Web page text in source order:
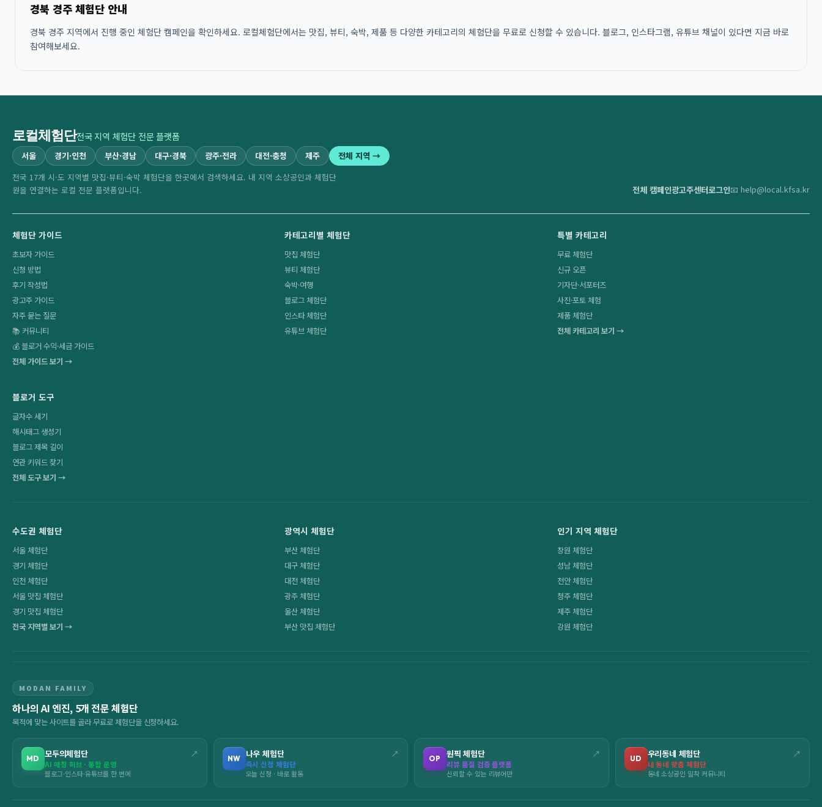
경북 경주 체험단 안내
경북 경주 지역에서 진행 중인 체험단 캠페인을 확인하세요. 로컬체험단에서는 맛집, 뷰티, 숙박, 제품 등 다양한 카테고리의 체험단을 무료로 신청할 수 있습니다. 블로그, 인스타그램, 유튜브 채널이 있다면 지금 바로
참여해보세요.
로컬체험단전국 지역 체험단 전문 플랫폼
서울 경기·인천 부산·경남 대구·경북 광주·전라 대전·충청 제주
전체 지역 →
전국 17개 시·도 지역별 맛집·뷰티·숙박 체험단을 한곳에서 검색하세요. 내 지역 소상공인과 체험단
원을 연결하는 로컬 전문 플랫폼입니다.
전체 캠페인광고주센터로그인📧 help@local.kfsa.kr
체험단 가이드
초보자 가이드
신청 방법
후기 작성법
광고주 가이드
자주 묻는 질문
📚 커뮤니티
💰 블로거 수익·세금 가이드
전체 가이드 보기 →
카테고리별 체험단
맛집 체험단
뷰티 체험단
숙박·여행
블로그 체험단
인스타 체험단
유튜브 체험단
특별 카테고리
무료 체험단
신규 오픈
기자단·서포터즈
사진·포토 체험
제품 체험단
전체 카테고리 보기 →
블로거 도구
글자수 세기
해시태그 생성기
블로그 제목 길이
연관 키워드 찾기
전체 도구 보기 →
수도권 체험단
서울 체험단
경기 체험단
인천 체험단
서울 맛집 체험단
경기 맛집 체험단
전국 지역별 보기 →
광역시 체험단
부산 체험단
대구 체험단
대전 체험단
광주 체험단
울산 체험단
부산 맛집 체험단
인기 지역 체험단
창원 체험단
성남 체험단
천안 체험단
청주 체험단
제주 체험단
강원 체험단
MODAN FAMILY
하나의 AI 엔진, 5개 전문 체험단
목적에 맞는 사이트를 골라 무료로 체험단을 신청하세요.
MD 모두의체험단 ↗
AI 매칭 허브 · 통합 운영
블로그·인스타·유튜브를 한 번에
NW 나우 체험단 ↗
즉시 신청 체험단
오늘 신청 · 바로 활동
OP 원픽 체험단 ↗
리뷰 품질 검증 플랫폼
신뢰할 수 있는 리뷰어만
UD 우리동네 체험단 ↗
내 동네 맞춤 체험단
동네 소상공인 밀착 커뮤니티